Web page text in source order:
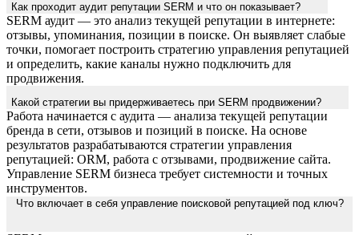
Как проходит аудит репутации SERM и что он показывает?
SERM аудит — это анализ текущей репутации в интернете:
отзывы, упоминания, позиции в поиске. Он выявляет слабые
точки, помогает построить стратегию управления репутацией
и определить, какие каналы нужно подключить для
продвижения.
Какой стратегии вы придерживаетесь при SERM продвижении?
Работа начинается с аудита — анализа текущей репутации
бренда в сети, отзывов и позиций в поиске. На основе
результатов разрабатываются стратегии управления
репутацией: ORM, работа с отзывами, продвижение сайта.
Управление SERM бизнеса требует системности и точных
инструментов.
Что включает в себя управление поисковой репутацией под ключ?